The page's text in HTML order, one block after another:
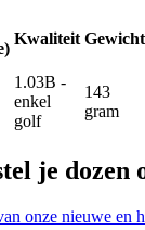
Kwaliteit Gewicht
1.03B -
enkel
golf
143
gram
je dozen
onze nieuwe en